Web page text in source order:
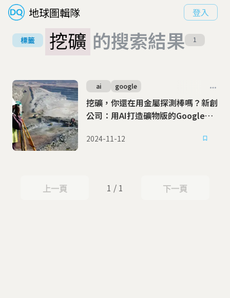
地球圖輯隊 登入
標籤 挖礦 的搜索結果 1
挖礦，你還在用金屬探測棒嗎？新創
公司：用AI打造礦物版的Google地
ai google
2024-11-12
上一頁
上一頁 1 / 1 下一頁
下一頁